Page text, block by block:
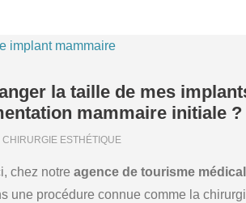
la taille de mes
mammaire initiale ?
CHIRURGIE ESTHÉTIQUE
chez notre agence de tourisme
une procédure connue comme la